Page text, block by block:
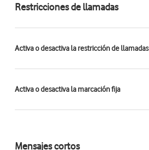
Restricciones de llamadas
Activa o desactiva la restricción de llamadas
Activa o desactiva la marcación fija
Mensajes cortos